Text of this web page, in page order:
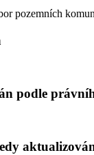
pozemních
podle